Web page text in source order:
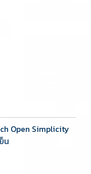
Open Simplicity
น